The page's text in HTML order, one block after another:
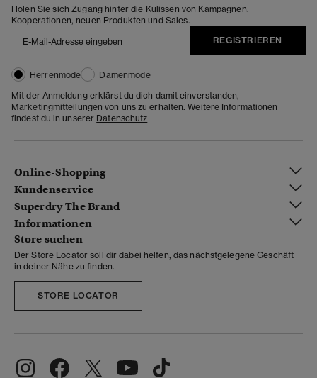
Holen Sie sich Zugang hinter die Kulissen von Kampagnen,
Kooperationen, neuen Produkten und Sales.
REGISTRIEREN
Herrenmode
Damenmode
Mit der Anmeldung erklärst du dich damit einverstanden,
Marketingmitteilungen von uns zu erhalten. Weitere Informationen
findest du in unserer Datenschutz
Online-Shopping
Kundenservice
Superdry The Brand
Informationen
Store suchen
Der Store Locator soll dir dabei helfen, das nächstgelegene Geschäft
in deiner Nähe zu finden.
STORE LOCATOR